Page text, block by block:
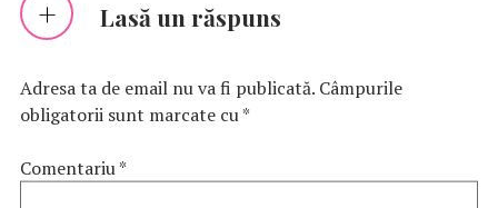
Lasă un răspuns
Adresa ta de email nu va fi publicată. Câmpurile
obligatorii sunt marcate cu*
Comentariu*